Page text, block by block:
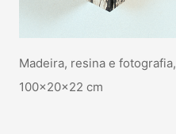
Madeira, resina e fotografia,
100x20x22 cm